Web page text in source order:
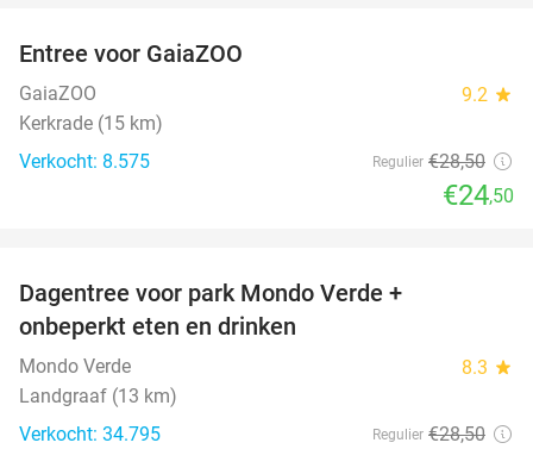
Entree voor GaiaZOO
GaiaZOO 9.2 star
Kerkrade (15 km)
Verkocht: 8.575
Regulier €28,50
€24,50
Dagentree voor park Mondo Verde +
onbeperkt eten en drinken
Mondo Verde 8.3 star
Landgraaf (13 km)
Verkocht: 34.795
Regulier €28,50